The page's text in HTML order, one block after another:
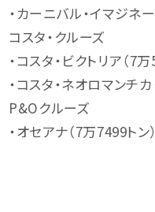
・カーニバル・イマジネ
コスタ・クルーズ
・コスタ・ビクトリア（7万
・コスタ・ネオロマンチカ
P&Oクルーズ
・オセアナ（7万7499トン）